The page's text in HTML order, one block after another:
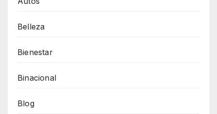
Belleza
Bienestar
Binacional
Blog